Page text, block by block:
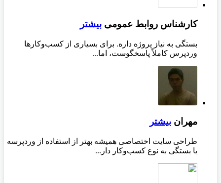
کارشناس روابط عمومی بیشتر
بستگی به نیاز پروژه داره. برای بسیاری از کسب‌وکارها
وردپرس کاملاً پاسخگوست، اما...
مهران بیشتر
طراحی سایت اختصاصی همیشه بهتر از استفاده از وردپرسه
یا بستگی به نوع کسب‌وکار دار...